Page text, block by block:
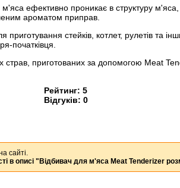
ефективно проникає в структуру
ароматом приправ.
стейків, котлет, рулетів та
початківця.
приготованих за допомогою Meat
Рейтинг: 5
Відгуків: 0
сайті.
в описі "Відбивач для м'яса Meat Tenderizer